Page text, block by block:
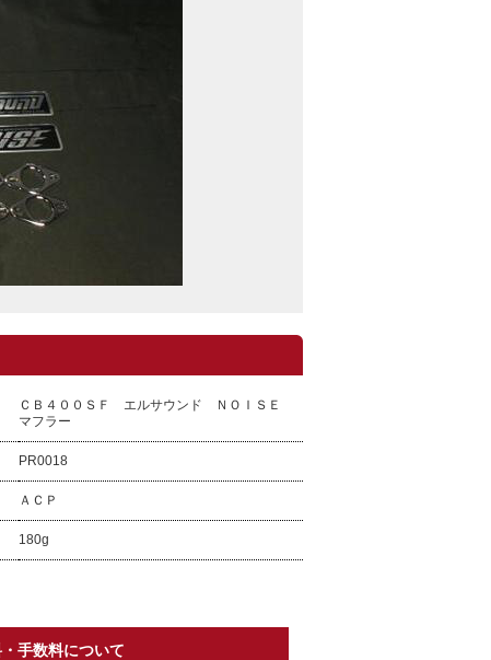
ＣＢ４００ＳＦ エルサウンド ＮＯＩＳＥ
マフラー
PR0018
ＡＣＰ
180g
手数料について